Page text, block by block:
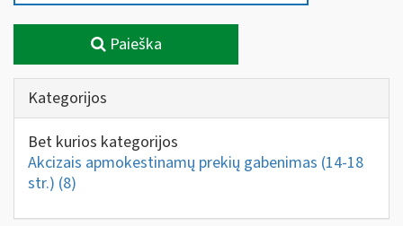
Paieška
Kategorijos
Bet kurios kategorijos
Akcizais apmokestinamų prekių gabenimas (14-18
str.) (8)